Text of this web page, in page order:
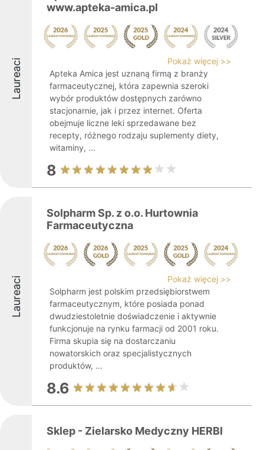
Laureaci
www.apteka-amica.pl
Pokaż więcej >>
Apteka Amica jest uznaną firmą z branży
farmaceutycznej, która zapewnia szeroki
wybór produktów dostępnych zarówno
stacjonarnie, jak i przez internet. Oferta
obejmuje liczne leki sprzedawane bez
recepty, różnego rodzaju suplementy diety,
witaminy, ...
8
Laureaci
Solpharm Sp. z o.o. Hurtownia
Farmaceutyczna
Pokaż więcej >>
Solpharm jest polskim przedsiębiorstwem
farmaceutycznym, które posiada ponad
dwudziestoletnie doświadczenie i aktywnie
funkcjonuje na rynku farmacji od 2001 roku.
Firma skupia się na dostarczaniu
nowatorskich oraz specjalistycznych
produktów, ...
8.6
Sklep - Zielarsko Medyczny HERBI